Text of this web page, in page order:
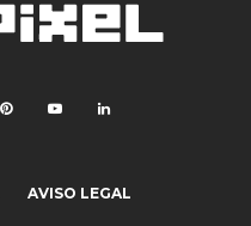
AVISO LEGAL